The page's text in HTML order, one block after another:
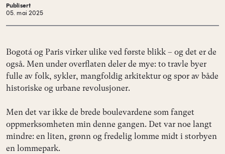
Publisert
05. mai 2025
Bogotá og Paris virker ulike ved første blikk – og det er de
også. Men under overflaten deler de mye: to travle byer
fulle av folk, sykler, mangfoldig arkitektur og spor av både
historiske og urbane revolusjoner.
Men det var ikke de brede boulevardene som fanget
oppmerksomheten min denne gangen. Det var noe langt
mindre: en liten, grønn og fredelig lomme midt i storbyen
en lommepark.